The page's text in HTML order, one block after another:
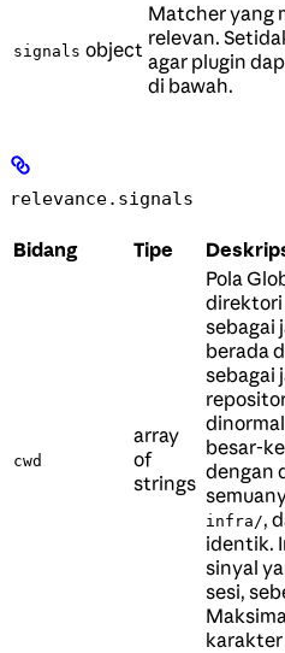
signals object
Matcher yang
relevan.
agar plugin
di bawah.
relevance.signals
Bidang Tipe
cwd
array
of
strings
Pola
direktori
sebagai
berada
sebagai
besar-
dengan
infra/,
identik.
sinyal
sesi,
karakter